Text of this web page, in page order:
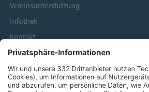
Vereinsunterstützung
Infothek
Kontakt
HÄUFIG BESUCHTE SEITEN
Pässe und Vereinswechsel